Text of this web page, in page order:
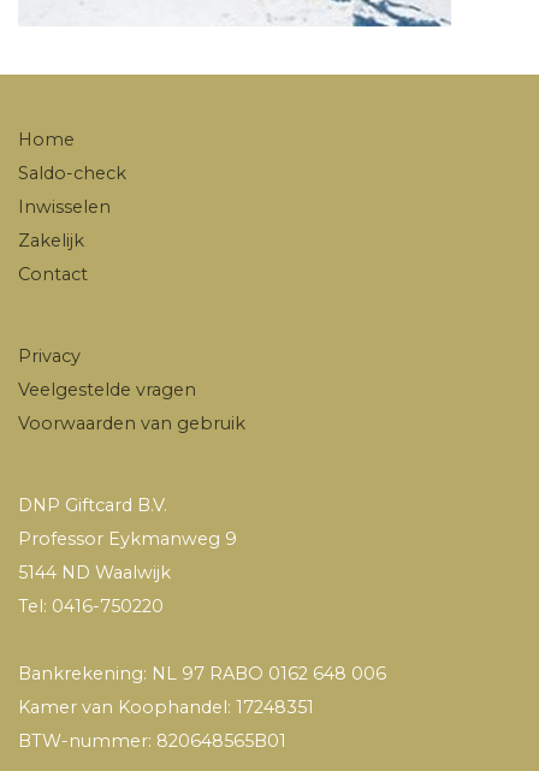
Home
Saldo-check
Inwisselen
Zakelijk
Contact
Privacy
Veelgestelde vragen
Voorwaarden van gebruik
DNP Giftcard B.V.
Professor Eykmanweg 9
5144 ND Waalwijk
Tel: 0416-750220
Bankrekening: NL 97 RABO 0162 648 006
Kamer van Koophandel: 17248351
BTW-nummer: 820648565B01